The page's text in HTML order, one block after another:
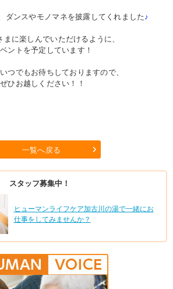
ダンスやモノマネを披露してくれました♪
まに楽しんでいただけるように、
ントを予定しています！
つでもお待ちしておりますので、
ぜひお越しください！！
一覧へ戻る
スタッフ募集中！
ヒューマンライフケア加古川の湯で一緒にお
仕事をしてみませんか？